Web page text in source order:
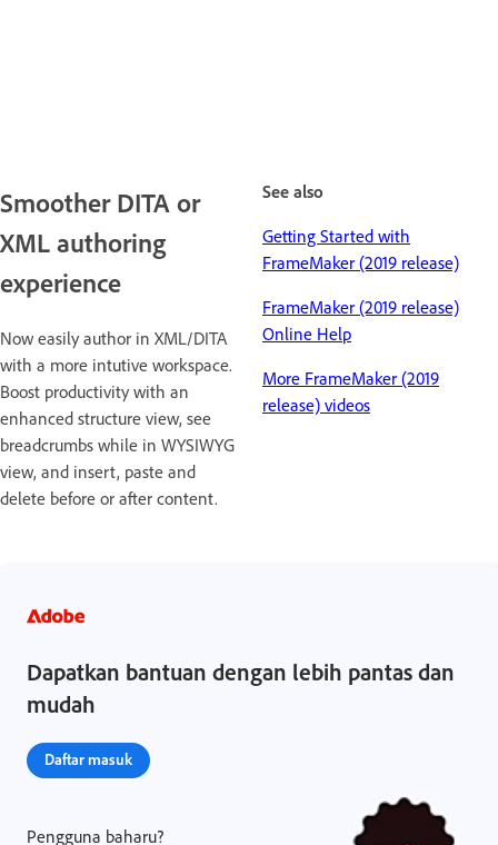
Smoother DITA or
XML authoring
experience
Now easily author in XML/DITA
with a more intutive workspace.
Boost productivity with an
enhanced structure view, see
breadcrumbs while in WYSIWYG
view, and insert, paste and
delete before or after content.
See also
Getting Started with
FrameMaker (2019 release)
FrameMaker (2019 release)
Online Help
More FrameMaker (2019
release) videos
Dapatkan bantuan dengan lebih pantas dan
mudah
Daftar masuk
Pengguna baharu?